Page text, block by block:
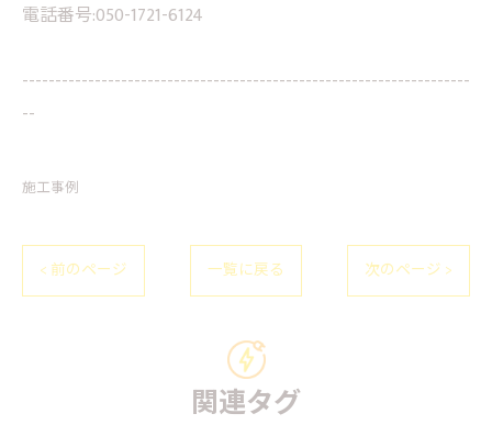
電話番号:050-1721-6124
--------------------------------------------------------------------
--
施工事例
< 前のページ 一覧に戻る 次のページ >
関連タグ